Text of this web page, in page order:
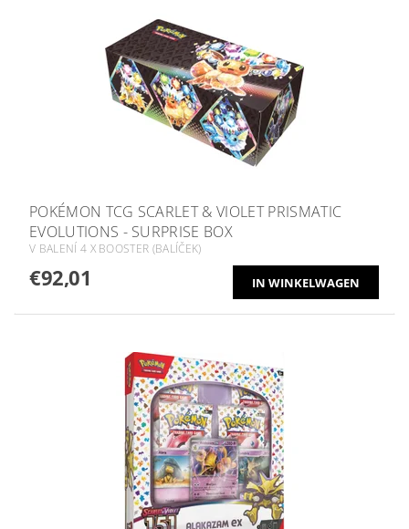
POKÉMON TCG SCARLET & VIOLET PRISMATIC
EVOLUTIONS - SURPRISE BOX
V BALENÍ 4 X BOOSTER (BALÍČEK)
€92,01